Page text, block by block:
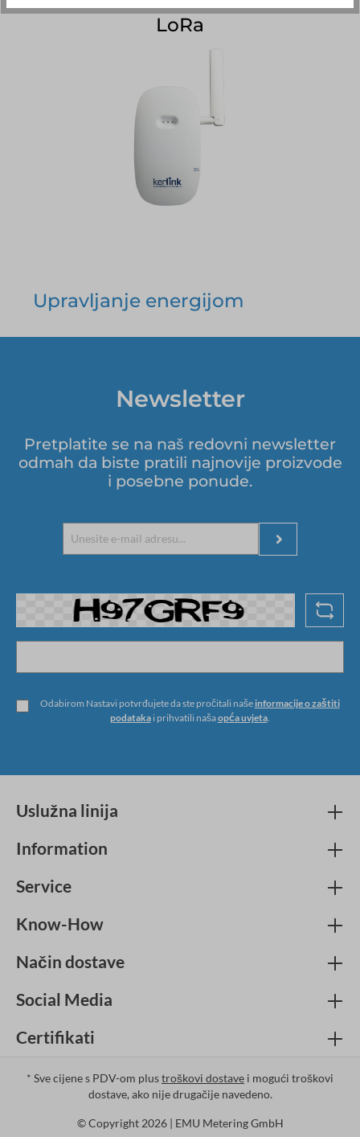
LoRa
Upravljanje energijom
Newsletter
Pretplatite se na naš redovni newsletter
odmah da biste pratili najnovije proizvode
i posebne ponude.
Odabirom Nastavi potvrđujete da ste pročitali naše informacije o zaštiti
podatakai prihvatili našaopća uvjeta.
Uslužna linija
Information
Service
Know-How
Način dostave
Social Media
Certifikati
* Sve cijene s PDV-om plustroškovi dostave i mogući troškovi
dostave, ako nije drugačije navedeno.
© Copyright 2026 | EMU Metering GmbH